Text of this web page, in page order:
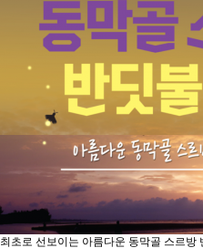
최초로 선보이는 아름다운 동막골 스르방